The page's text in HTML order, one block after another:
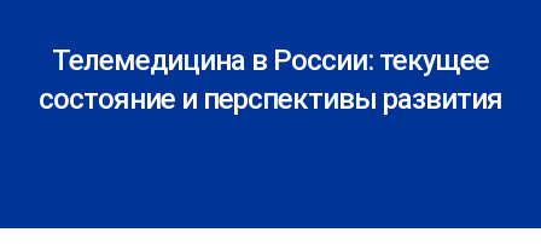
Телемедицина в России: текущее
состояние и перспективы развития